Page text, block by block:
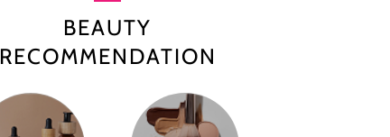
BEAUTY
RECOMMENDATION